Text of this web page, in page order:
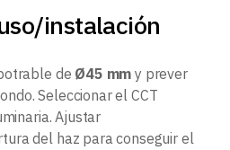
instalación
de Ø45 mm y prever
Seleccionar el CCT
Ajustar
del haz para conseguir el